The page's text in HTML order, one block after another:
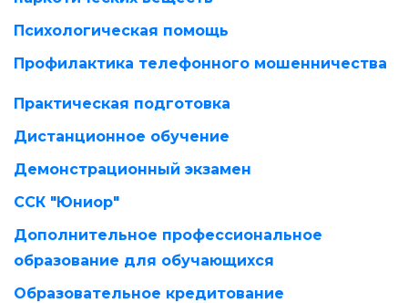
Психологическая помощь
Профилактика телефонного мошенничества
Практическая подготовка
Дистанционное обучение
Демонстрационный экзамен
ССК "Юниор"
Дополнительное профессиональное
образование для обучающихся
Образовательное кредитование